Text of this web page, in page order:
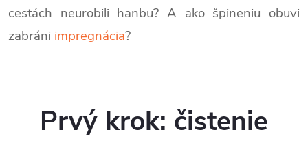
cestách neurobili hanbu? A ako špineniu obuvi
zabráni impregnácia?
Prvý krok: čistenie